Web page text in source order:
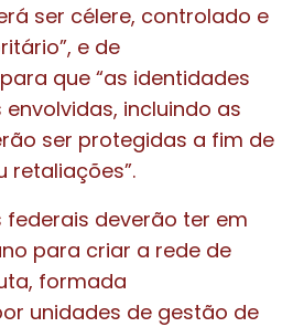
ser célere, controlado e
e de
que “as identidades
incluindo as
ser protegidas a fim de
retaliações”.
federais deverão ter em
para criar a rede de
formada
unidades de gestão de